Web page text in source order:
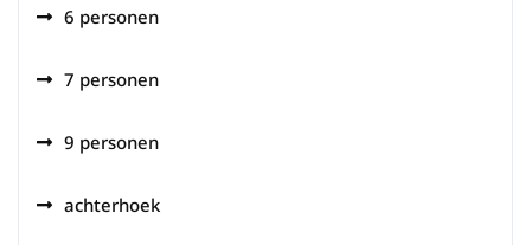
6 personen
7 personen
9 personen
achterhoek